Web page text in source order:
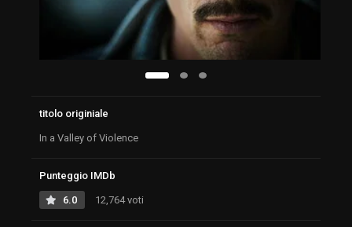
titolo originiale
In a Valley of Violence
Punteggio IMDb
6.0 12,764 voti